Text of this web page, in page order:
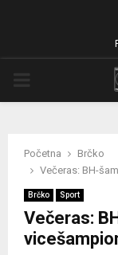
Početna
Brčko
Večeras: BH-
Brčko Sport
Večeras: